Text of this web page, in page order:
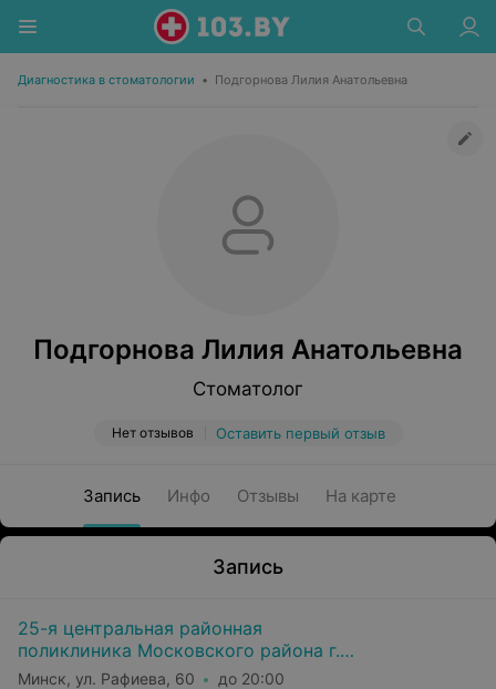
Диагностика в стоматологии • Подгорнова Лилия Анатольевна
Подгорнова Лилия Анатольевна
Стоматолог
Нет отзывов Оставить первый отзыв
Запись Инфо Отзывы На карте
Запись
25-я центральная районная
поликлиника Московского района г.
Минска
Минск, ул. Рафиева, 60 до 20:00